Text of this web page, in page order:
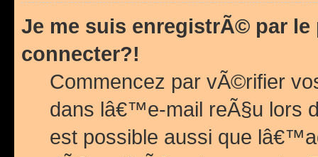
Je me suis enregistrÃ© par
connecter?!
Commencez par vÃ©rifier
dans lâ€™e-mail reÃ§u lors
est possible aussi que